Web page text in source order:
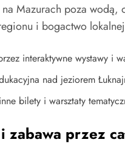
Mazurach poza
i bogactwo
interaktywne wystawy i
nad jeziorem
bilety i warsztaty
przez